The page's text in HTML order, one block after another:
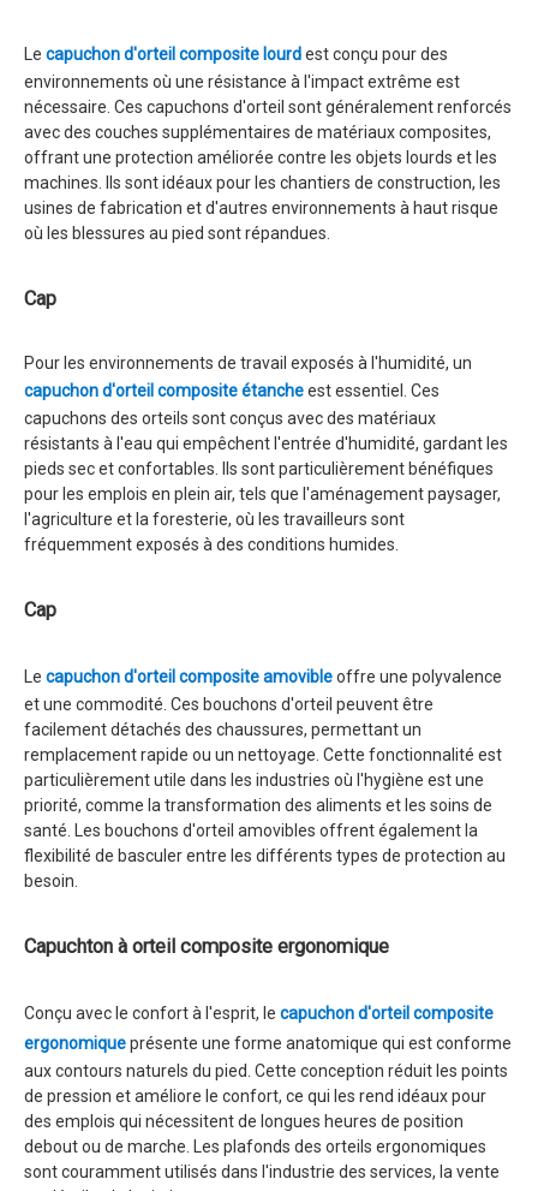
Le capuchon d'orteil composite lourdest conçu pour des
environnements où une résistance à l'impact extrême est
nécessaire. Ces capuchons d'orteil sont généralement renforcés
avec des couches supplémentaires de matériaux composites,
offrant une protection améliorée contre les objets lourds et les
machines. Ils sont idéaux pour les chantiers de construction, les
usines de fabrication et d'autres environnements à haut risque
où les blessures au pied sont répandues.
Cap
Pour les environnements de travail exposés à l'humidité, un
capuchon d'orteil composite étancheest essentiel. Ces
capuchons des orteils sont conçus avec des matériaux
résistants à l'eau qui empêchent l'entrée d'humidité, gardant les
pieds sec et confortables. Ils sont particulièrement bénéfiques
pour les emplois en plein air, tels que l'aménagement paysager,
l'agriculture et la foresterie, où les travailleurs sont
fréquemment exposés à des conditions humides.
Cap
Le capuchon d'orteil composite amovibleoffre une polyvalence
et une commodité. Ces bouchons d'orteil peuvent être
facilement détachés des chaussures, permettant un
remplacement rapide ou un nettoyage. Cette fonctionnalité est
particulièrement utile dans les industries où l'hygiène est une
priorité, comme la transformation des aliments et les soins de
santé. Les bouchons d'orteil amovibles offrent également la
flexibilité de basculer entre les différents types de protection au
besoin.
Capuchton à orteil composite ergonomique
Conçu avec le confort à l'esprit, le capuchon d'orteil composite
ergonomiqueprésente une forme anatomique qui est conforme
aux contours naturels du pied. Cette conception réduit les points
de pression et améliore le confort, ce qui les rend idéaux pour
des emplois qui nécessitent de longues heures de position
debout ou de marche. Les plafonds des orteils ergonomiques
sont couramment utilisés dans l'industrie des services, la vente